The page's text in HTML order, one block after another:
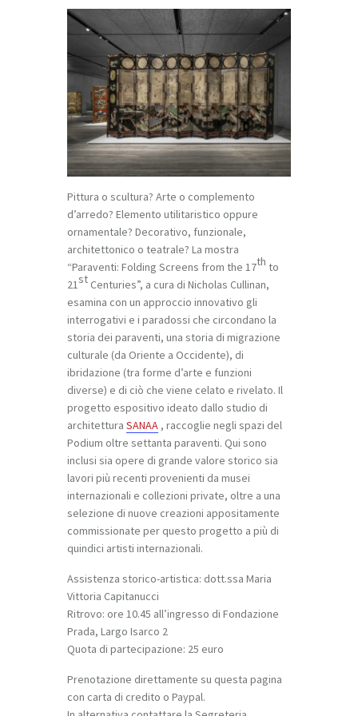
Pittura o scultura? Arte o complemento
d’arredo? Elemento utilitaristico oppure
ornamentale? Decorativo, funzionale,
architettonico o teatrale? La mostra
“Paraventi: Folding Screens from the 17th to
21st Centuries”, a cura di Nicholas Cullinan,
esamina con un approccio innovativo gli
interrogativi e i paradossi che circondano la
storia dei paraventi, una storia di migrazione
culturale (da Oriente a Occidente), di
ibridazione (tra forme d’arte e funzioni
diverse) e di ciò che viene celato e rivelato. Il
progetto espositivo ideato dallo studio di
architettura SANAA , raccoglie negli spazi del
Podium oltre settanta paraventi. Qui sono
inclusi sia opere di grande valore storico sia
lavori più recenti provenienti da musei
internazionali e collezioni private, oltre a una
selezione di nuove creazioni appositamente
commissionate per questo progetto a più di
quindici artisti internazionali.
Assistenza storico-artistica: dott.ssa Maria
Vittoria Capitanucci
Ritrovo: ore 10.45 all’ingresso di Fondazione
Prada, Largo Isarco 2
Quota di partecipazione: 25 euro
Prenotazione direttamente su questa pagina
con carta di credito o Paypal.